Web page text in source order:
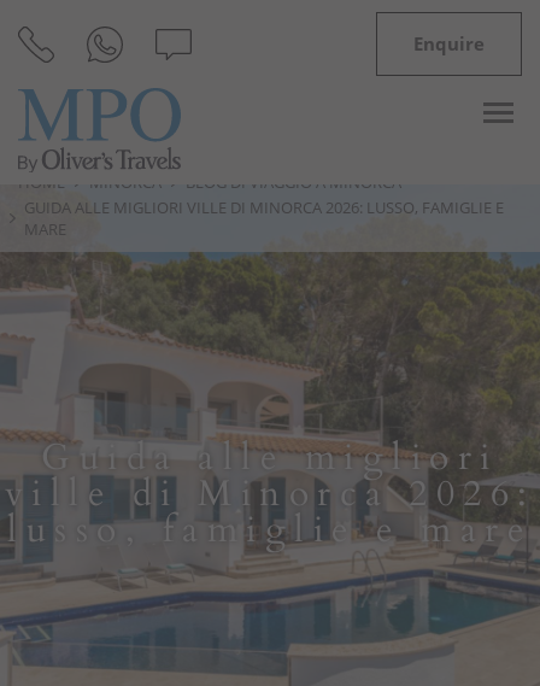
Enquire
Destinazioni
Ispirazioni
Minorca
Blog di viaggio a Minorca
Menorca Ecotourism and Sustainability
FAQ (Domande frequenti) sulle ville a
Guida alle migliori
ville di Minorca 2026:
lusso, famiglie e mare
HOME MINORCA
BLOG DI VIAGGIO A MINORCA
GUIDA ALLE MIGLIORI VILLE DI MINORCA 2026: LUSSO, FAMIGLIE E
MARE